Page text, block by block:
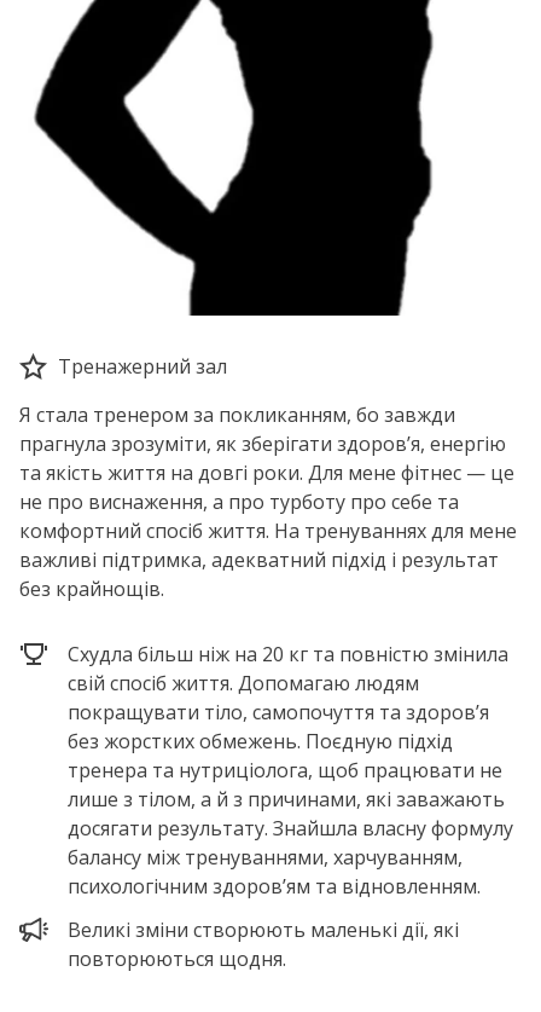
Тренажерний зал
Я стала тренером за покликанням, бо завжди
прагнула зрозуміти, як зберігати здоров’я, енергію
та якість життя на довгі роки. Для мене фітнес — це
не про виснаження, а про турботу про себе та
комфортний спосіб життя. На тренуваннях для мене
важливі підтримка, адекватний підхід і результат
без крайнощів.
Схудла більш ніж на 20 кг та повністю змінила
свій спосіб життя. Допомагаю людям
покращувати тіло, самопочуття та здоров’я
без жорстких обмежень. Поєдную підхід
тренера та нутриціолога, щоб працювати не
лише з тілом, а й з причинами, які заважають
досягати результату. Знайшла власну формулу
балансу між тренуваннями, харчуванням,
психологічним здоров’ям та відновленням.
Великі зміни створюють маленькі дії, які
повторюються щодня.